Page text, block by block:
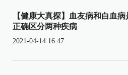
【健康大真探】血友病和白血
正确区分两种疾病
2021-04-14 16:47